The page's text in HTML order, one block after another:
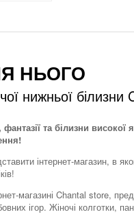
НЬОГО
нижньої
та білизни
інтернет-магазин, в
магазині Chantal store,
ігор. Жіночі колготки,